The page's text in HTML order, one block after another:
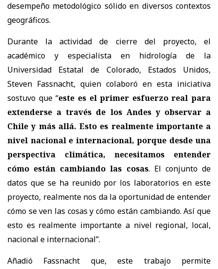
desempeño metodológico sólido en diversos contextos
geográficos.
Durante la actividad de cierre del proyecto, el
académico y especialista en hidrología de la
Universidad Estatal de Colorado, Estados Unidos,
Steven Fassnacht, quien colaboró en esta iniciativa
sostuvo que “este es el primer esfuerzo real para
extenderse a través de los Andes y observar a
Chile y más allá. Esto es realmente importante a
nivel nacional e internacional, porque desde una
perspectiva climática, necesitamos entender
cómo están cambiando las cosas. El conjunto de
datos que se ha reunido por los laboratorios en este
proyecto, realmente nos da la oportunidad de entender
cómo se ven las cosas y cómo están cambiando. Así que
esto es realmente importante a nivel regional, local,
nacional e internacional”.
Añadió Fassnacht que, este trabajo permite